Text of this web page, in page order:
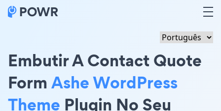
Embutir A Contact Quote
Form Ashe WordPress
Theme Plugin No Seu